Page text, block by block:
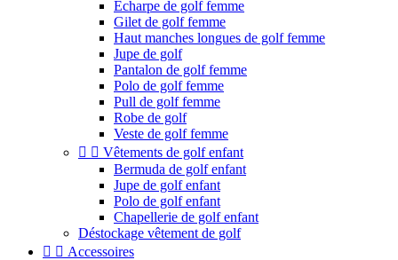
Echarpe de golf femme
Gilet de golf femme
Haut manches longues de golf femme
Jupe de golf
Pantalon de golf femme
Polo de golf femme
Pull de golf femme
Robe de golf
Veste de golf femme
  Vêtements de golf enfant
Bermuda de golf enfant
Jupe de golf enfant
Polo de golf enfant
Chapellerie de golf enfant
Déstockage vêtement de golf
  Accessoires